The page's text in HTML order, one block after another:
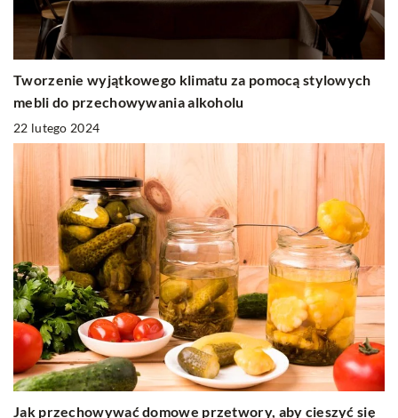
Tworzenie wyjątkowego klimatu za pomocą stylowych
mebli do przechowywania alkoholu
22 lutego 2024
Jak przechowywać domowe przetwory, aby cieszyć się